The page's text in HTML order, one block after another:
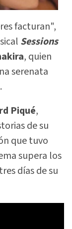
facturan",
Sessions
, quien
serenata
Piqué,
de su
que tuvo
supera los
días de su